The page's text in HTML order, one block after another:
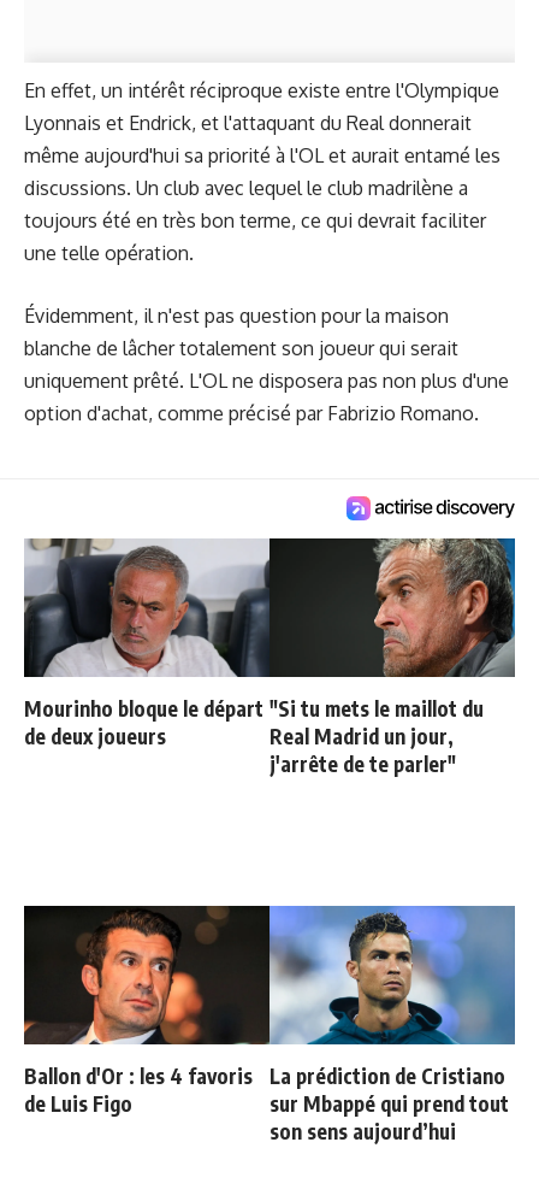
En effet, un intérêt réciproque existe entre l'Olympique
Lyonnais et Endrick, et l'attaquant du Real donnerait
même aujourd'hui sa priorité à l'OL et aurait entamé les
discussions. Un club avec lequel le club madrilène a
toujours été en très bon terme, ce qui devrait faciliter
une telle opération.
Évidemment, il n'est pas question pour la maison
blanche de lâcher totalement son joueur qui serait
uniquement prêté. L'OL ne disposera pas non plus d'une
option d'achat, comme précisé par Fabrizio Romano.
Mourinho bloque le départ
de deux joueurs
"Si tu mets le maillot du
Real Madrid un jour,
j'arrête de te parler"
Ballon d'Or : les 4 favoris
de Luis Figo
La prédiction de Cristiano
sur Mbappé qui prend tout
son sens aujourd’hui